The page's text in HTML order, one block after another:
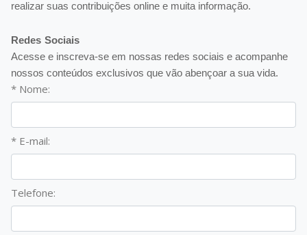
realizar suas contribuições online e muita informação.
Redes Sociais
Acesse e inscreva-se em nossas redes sociais e acompanhe
nossos conteúdos exclusivos que vão abençoar a sua vida.
* Nome:
* E-mail:
Telefone: